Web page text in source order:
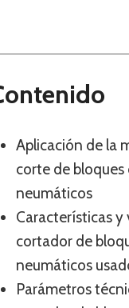
Aplicación de la
corte de bloques
neumáticos
Características y
cortador de
neumáticos
Parámetros